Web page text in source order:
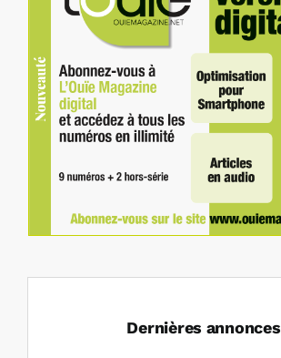
Dernières annonces